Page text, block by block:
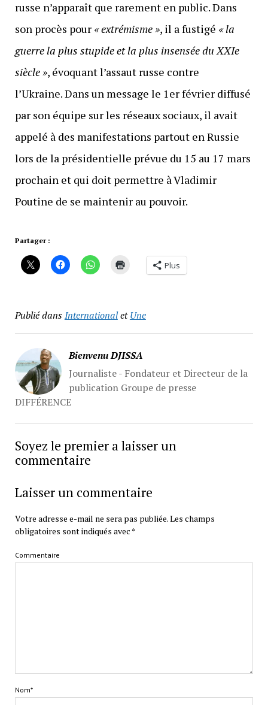
russe n’apparaît que rarement en public. Dans
son procès pour« extrémisme », il a fustigé « la
guerre la plus stupide et la plus insensée du XXIe
siècle », évoquant l’assaut russe contre
l’Ukraine. Dans un message le 1er février diffusé
par son équipe sur les réseaux sociaux, il avait
appelé à des manifestations partout en Russie
lors de la présidentielle prévue du 15 au 17 mars
prochain et qui doit permettre à Vladimir
Poutine de se maintenir au pouvoir.
Partager :
Plus
Publié dansInternationaletUne
Bienvenu DJISSA
Journaliste - Fondateur et Directeur de la
publication Groupe de presse
DIFFÉRENCE
Soyez le premier a laisser un
commentaire
Laisser un commentaire
Votre adresse e-mail ne sera pas publiée.Les champs
obligatoires sont indiqués avec *
Commentaire
Nom*